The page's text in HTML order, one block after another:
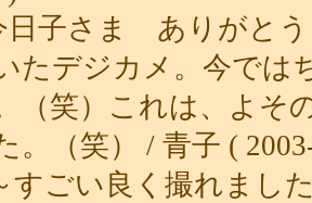
日子さま ありがとう
たデジカメ。今では
（笑）これは、よそ
。（笑） / 青子 (
すごい良く撮れまし